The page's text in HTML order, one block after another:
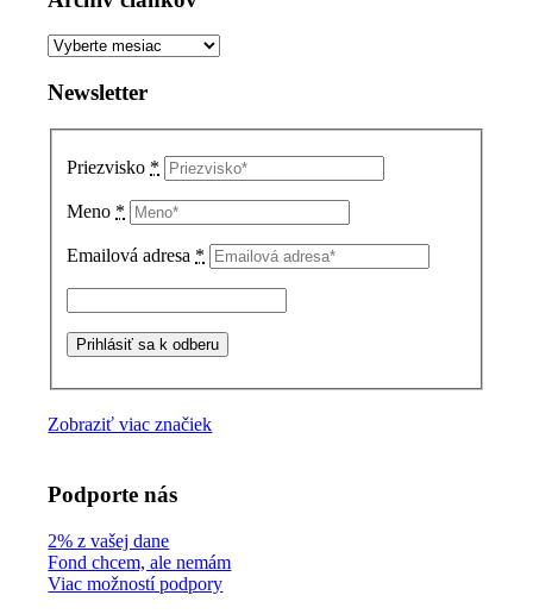
Archív
Newsletter
Priezvisko *
Meno *
Emailová adresa *
Zobraziť viac značiek
Podporte nás
2% z vašej dane
Fond chcem, ale nemám
Viac možností podpory